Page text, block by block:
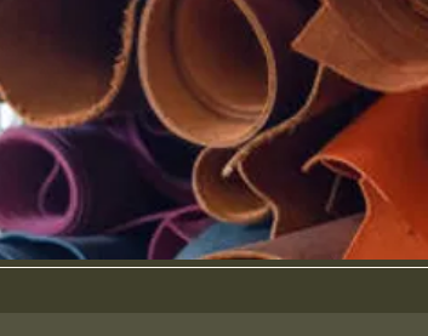
192 chemin des prés peloux
07690 Villevocance
0623061986